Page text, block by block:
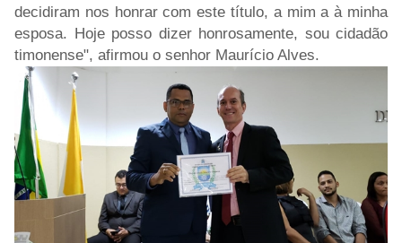
decidiram nos honrar com este título, a mim a à minha
esposa. Hoje posso dizer honrosamente, sou cidadão
timonense", afirmou o senhor Maurício Alves.